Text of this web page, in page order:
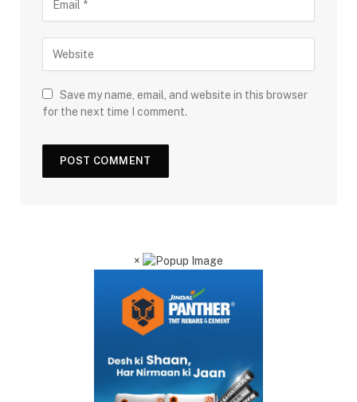
Save my name, email, and website in this browser
for the next time I comment.
×